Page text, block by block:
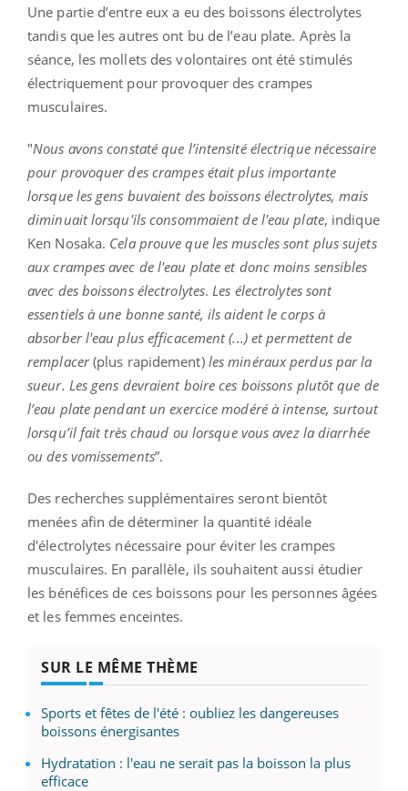
Une partie d’entre eux a eu des boissons électrolytes
tandis que les autres ont bu de l’eau plate. Après la
séance, les mollets des volontaires ont été stimulés
électriquement pour provoquer des crampes
musculaires.
"Nous avons constaté que l’intensité électrique nécessaire
pour provoquer des crampes était plus importante
lorsque les gens buvaient des boissons électrolytes, mais
diminuait lorsqu'ils consommaient de l'eau plate, indique
Ken Nosaka. Cela prouve que les muscles sont plus sujets
aux crampes avec de l'eau plate et donc moins sensibles
avec des boissons électrolytes. Les électrolytes sont
essentiels à une bonne santé, ils aident le corps à
absorber l'eau plus efficacement (...) et permettent de
remplacer(plus rapidement)les minéraux perdus par la
sueur. Les gens devraient boire ces boissons plutôt que de
l’eau plate pendant un exercice modéré à intense, surtout
lorsqu’il fait très chaud ou lorsque vous avez la diarrhée
ou des vomissements”.
Des recherches supplémentaires seront bientôt
menées afin de déterminer la quantité idéale
d'électrolytes nécessaire pour éviter les crampes
musculaires. En parallèle, ils souhaitent aussi étudier
les bénéfices de ces boissons pour les personnes âgées
et les femmes enceintes.
SUR LE MÊME THÈME
Sports et fêtes de l'été : oubliez les dangereuses
boissons énergisantes
Hydratation : l'eau ne serait pas la boisson la plus
efficace